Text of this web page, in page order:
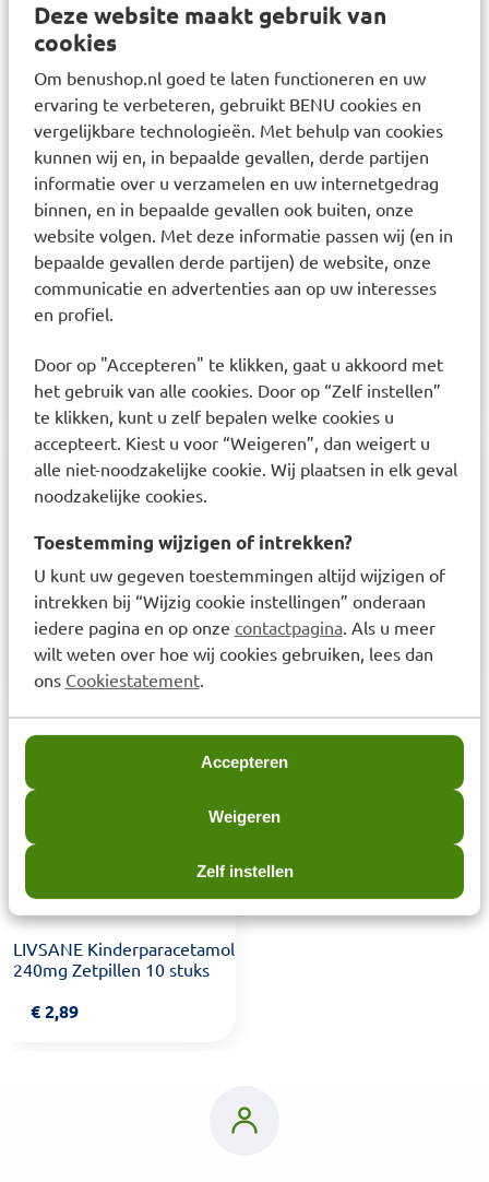
Deze website maakt gebruik van
cookies
Om benushop.nl goed te laten functioneren en uw
ervaring te verbeteren, gebruikt BENU cookies en
vergelijkbare technologieën. Met behulp van cookies
kunnen wij en, in bepaalde gevallen, derde partijen
informatie over u verzamelen en uw internetgedrag
binnen, en in bepaalde gevallen ook buiten, onze
website volgen. Met deze informatie passen wij (en in
bepaalde gevallen derde partijen) de website, onze
communicatie en advertenties aan op uw interesses
en profiel.
Door op "Accepteren" te klikken, gaat u akkoord met
het gebruik van alle cookies. Door op “Zelf instellen”
te klikken, kunt u zelf bepalen welke cookies u
accepteert. Kiest u voor “Weigeren”, dan weigert u
alle niet-noodzakelijke cookie. Wij plaatsen in elk geval
noodzakelijke cookies.
Toestemming wijzigen of intrekken?
U kunt uw gegeven toestemmingen altijd wijzigen of
intrekken bij “Wijzig cookie instellingen” onderaan
iedere pagina en op onze contactpagina. Als u meer
wilt weten over hoe wij cookies gebruiken, lees dan
ons Cookiestatement.
Accepteren
Weigeren
Zelf instellen
worden. Op benuapotheek.nl vind u betrouwbare
informatie over klachten, ziektes en
geneesmiddelen.
Heeft u persoonlijk advies nodig?
Wij adviseren u niet verder te gaan met de
bestelling van dit geneesmiddel wanneer u nog
onbeantwoorde vragen heeft. Voor vragen en
advies neem contact op met uw BENU apotheek.
Samenstelling
De werkzame stof in dit middel is paracetamol.
Eén zetpil bevat 240 mg paracetamol. De andere
stoffen in dit middel zijn colloïdaal watervrij
siliciumdioxide, hard vet (Witepsol H 15).
Laatst bekeken items
LIVSANE Kinderparacetamol
240mg Zetpillen 10 stuks
€2,89